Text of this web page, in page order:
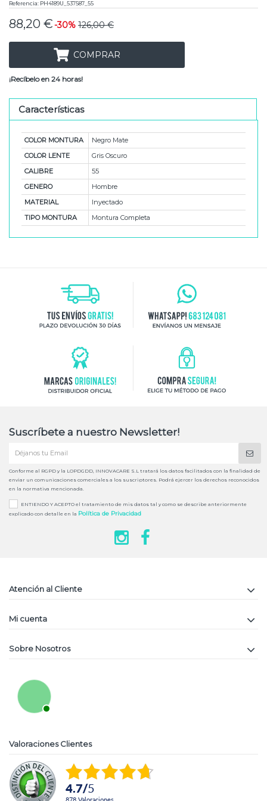
Referencia: PH4189U_537587_55
88,20 €-30% 126,00 €
COMPRAR
¡Recíbelo en 24 horas!
Características
COLOR MONTURA
Negro Mate
COLOR LENTE
Gris Oscuro
CALIBRE
55
GENERO
Hombre
MATERIAL
Inyectado
TIPO MONTURA
Montura Completa
Suscríbete a nuestro Newsletter!
Conforme al RGPD y la LOPDGDD, INNOVACARE S.L tratará los datos facilitados con la finalidad de
enviar un comunicaciones comerciales a los suscriptores. Podrá ejercer los derechos reconocidos
en la normativa mencionada.
ENTIENDO Y ACEPTO el tratamiento de mis datos tal y como se describe anteriormente
explicado con detalle en la Política de Privacidad
Atención al Cliente
Mi cuenta
Sobre Nosotros
Valoraciones Clientes
4.7/5